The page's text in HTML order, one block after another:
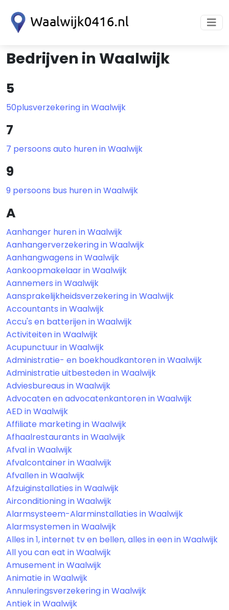
Bedrijven in Waalwijk
5
50plusverzekering in Waalwijk
7
7 persoons auto huren in Waalwijk
9
9 persoons bus huren in Waalwijk
A
Aanhanger huren in Waalwijk
Aanhangerverzekering in Waalwijk
Aanhangwagens in Waalwijk
Aankoopmakelaar in Waalwijk
Aannemers in Waalwijk
Aansprakelijkheidsverzekering in Waalwijk
Accountants in Waalwijk
Accu's en batterijen in Waalwijk
Activiteiten in Waalwijk
Acupunctuur in Waalwijk
Administratie- en boekhoudkantoren in Waalwijk
Administratie uitbesteden in Waalwijk
Adviesbureaus in Waalwijk
Advocaten en advocatenkantoren in Waalwijk
AED in Waalwijk
Affiliate marketing in Waalwijk
Afhaalrestaurants in Waalwijk
Afval in Waalwijk
Afvalcontainer in Waalwijk
Afvallen in Waalwijk
Afzuiginstallaties in Waalwijk
Airconditioning in Waalwijk
Alarmsysteem-Alarminstallaties in Waalwijk
Alarmsystemen in Waalwijk
Alles in 1, internet tv en bellen, alles in een in Waalwijk
All you can eat in Waalwijk
Amusement in Waalwijk
Animatie in Waalwijk
Annuleringsverzekering in Waalwijk
Antiek in Waalwijk